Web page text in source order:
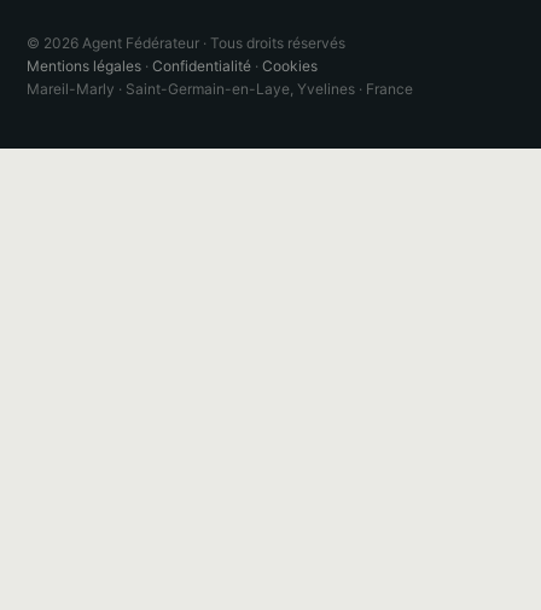
© 2026 Agent Fédérateur · Tous droits réservés
Mentions légales · Confidentialité · Cookies
Mareil-Marly · Saint-Germain-en-Laye, Yvelines · France